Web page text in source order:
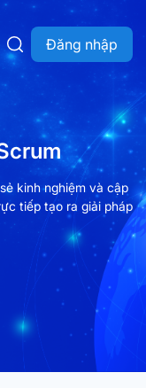
Đăng nhập
kinh nghiệm và cập
tiếp tạo ra giải pháp